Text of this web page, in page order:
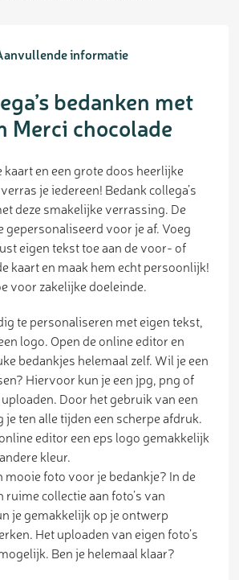
informatie
bedanken met
Merci chocolade
kaart en een grote doos heerlijke
je iedereen! Bedank collega’s
deze smakelijke verrassing. De
gepersonaliseerd voor je af. Voeg
eigen tekst toe aan de voor- of
kaart en maak hem echt persoonlijk!
voor zakelijke doeleinde.
te personaliseren met eigen tekst,
logo. Open de online editor en
bedankjes helemaal zelf. Wil je een
Hiervoor kun je een jpg, png of
Door het gebruik van een
ten alle tijden een scherpe afdruk.
editor een eps logo gemakkelijk
kleur.
mooie foto voor je bedankje? In de
collectie aan foto’s van
je gemakkelijk op je ontwerp
Het uploaden van eigen foto’s
Ben je helemaal klaar?